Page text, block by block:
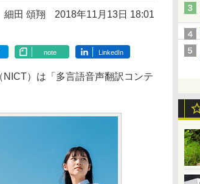
細田 頌翔 2018年11月13日 18:01
note LinkedIn
）は「多言語音声翻訳コンテ